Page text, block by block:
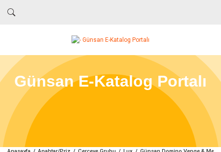
Günsan E-Katalog Portalı